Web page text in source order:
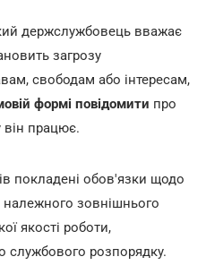
держслужбовець вважає
загрозу
свободам або інтересам,
формі повідомити про
він працює.
покладені обов'язки щодо
зовнішнього
якості роботи,
службового розпорядку.